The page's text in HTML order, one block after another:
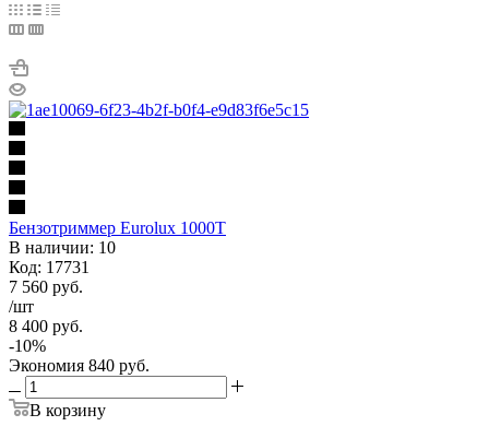
Бензотриммер Eurolux 1000Т
В наличии: 10
Код: 17731
7 560 руб.
/шт
8 400 руб.
-10%
Экономия 840 руб.
В корзину